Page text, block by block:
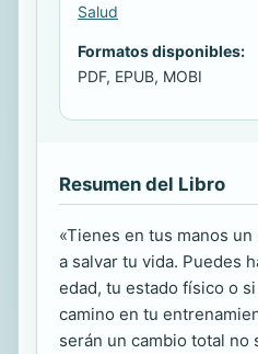
Salud
Formatos disponibles:
PDF, EPUB, MOBI
Resumen del Libro
«Tienes en tus manos
a salvar tu vida. Puedes
edad, tu estado físico o
camino en tu
serán un cambio total no